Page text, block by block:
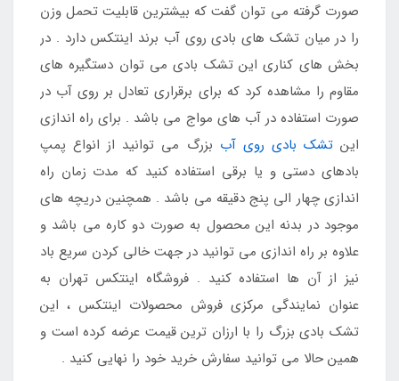
صورت گرفته می توان گفت که بیشترین قابلیت تحمل وزن
را در میان تشک های بادی روی آب برند اینتکس دارد . در
بخش های کناری این تشک بادی می توان دستگیره های
مقاوم را مشاهده کرد که برای برقراری تعادل بر روی آب در
صورت استفاده در آب های مواج می باشد . برای راه اندازی
اینتشک بادی روی آب بزرگ می توانید از انواع پمپ
بادهای دستی و یا برقی استفاده کنید که مدت زمان راه
اندازی چهار الی پنج دقیقه می باشد . همچنین دریچه های
موجود در بدنه این محصول به صورت دو کاره می باشد و
علاوه بر راه اندازی می توانید در جهت خالی کردن سریع باد
نیز از آن ها استفاده کنید . فروشگاه اینتکس تهران به
عنوان نمایندگی مرکزی فروش محصولات اینتکس ، این
تشک بادی بزرگ را با ارزان ترین قیمت عرضه کرده است و
همین حالا می توانید سفارش خرید خود را نهایی کنید .